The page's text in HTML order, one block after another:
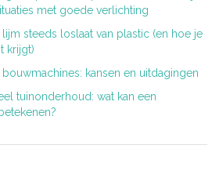
met goede verlichting
steeds loslaat van plastic (en hoe je
krijgt)
bouwmachines: kansen en uitdagingen
tuinonderhoud: wat kan een